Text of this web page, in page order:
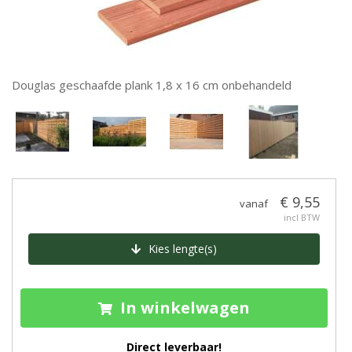
Douglas geschaafde plank 1,8 x 16 cm onbehandeld
vanaf € 9,55
incl BTW
Kies lengte(s)
In winkelwagen
Direct leverbaar!